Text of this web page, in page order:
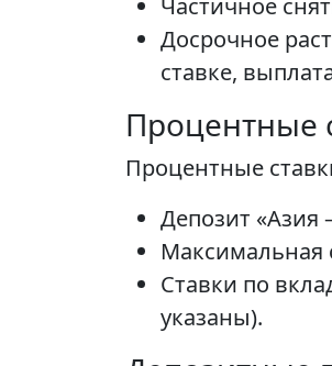
Частичное
Досрочное
ставке,
Процентные
Процентные
Депозит «Азия
Максимальная
Ставки по
указаны).